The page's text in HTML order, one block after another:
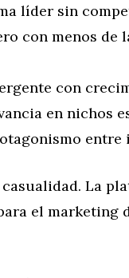
líder sin
con menos de
con
en nichos
entre
La
el marketing